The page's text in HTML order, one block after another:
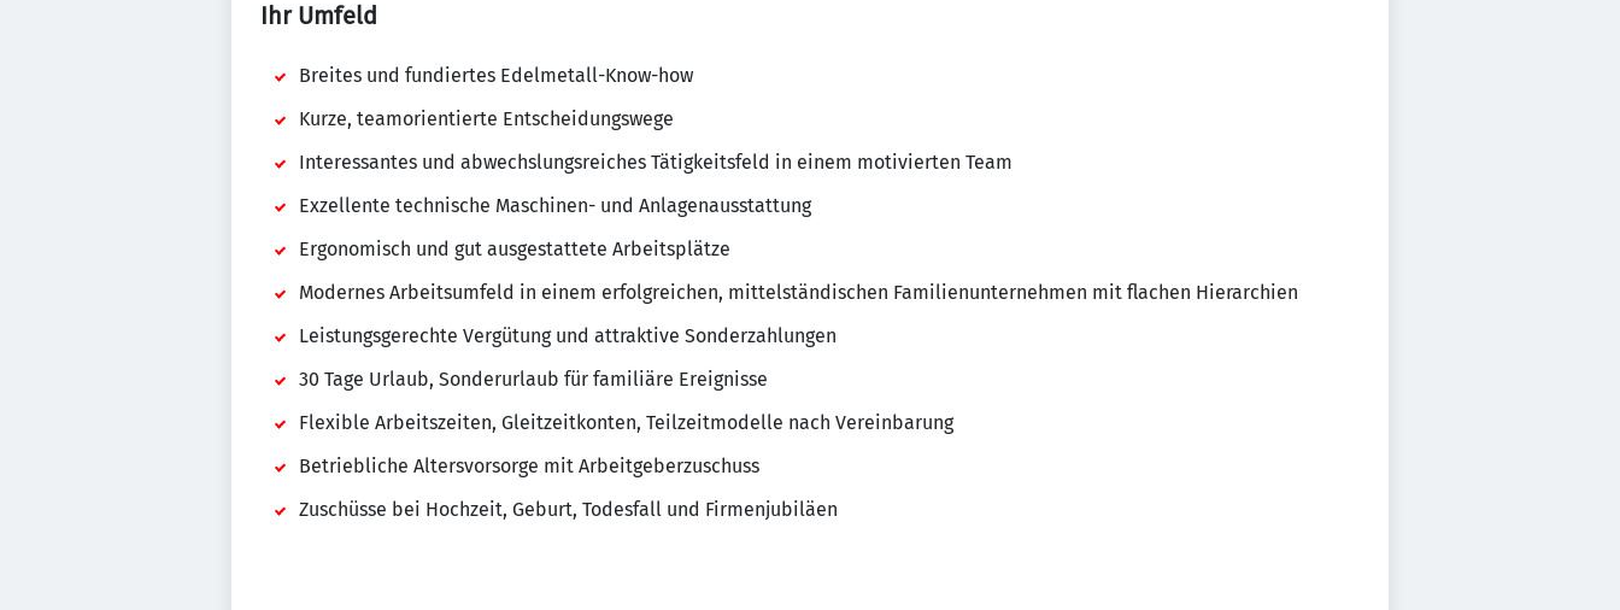
Ihr Umfeld
Breites und fundiertes Edelmetall-Know-how
Kurze, teamorientierte Entscheidungswege
Interessantes und abwechslungsreiches Tätigkeitsfeld in einem motivierten Team
Exzellente technische Maschinen- und Anlagenausstattung
Ergonomisch und gut ausgestattete Arbeitsplätze
Modernes Arbeitsumfeld in einem erfolgreichen, mittelständischen Familienunternehmen mit flachen Hierarchien
Leistungsgerechte Vergütung und attraktive Sonderzahlungen
30 Tage Urlaub, Sonderurlaub für familiäre Ereignisse
Flexible Arbeitszeiten, Gleitzeitkonten, Teilzeitmodelle nach Vereinbarung
Betriebliche Altersvorsorge mit Arbeitgeberzuschuss
Zuschüsse bei Hochzeit, Geburt, Todesfall und Firmenjubiläen